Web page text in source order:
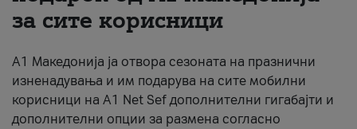
#ПодобарОнлајн
за сите корисници
А1 Македонија ја отвора сезоната на празнични
изненадувања и им подарува на сите мобилни
корисници на A1 Net Sef дополнителни гигабајти и
дополнителни опции за размена согласно